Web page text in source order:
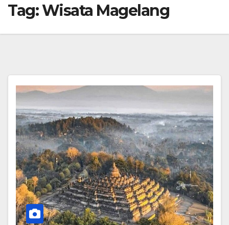
Tag:Wisata Magelang